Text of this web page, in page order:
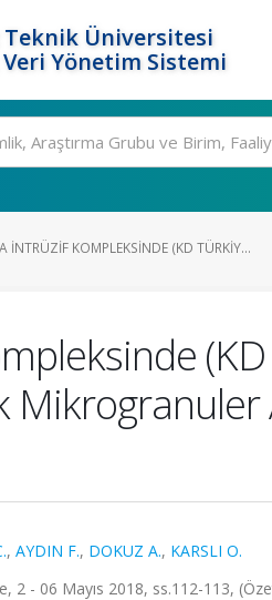
Teknik Üniversitesi
Yönetim Sistemi
İNTRÜZIF KOMPLEKSINDE (KD TÜRKIY...
, AYDIN F., DOKUZ A., KARSLI O.
2 - 06 Mayıs 2018, ss.112-113,